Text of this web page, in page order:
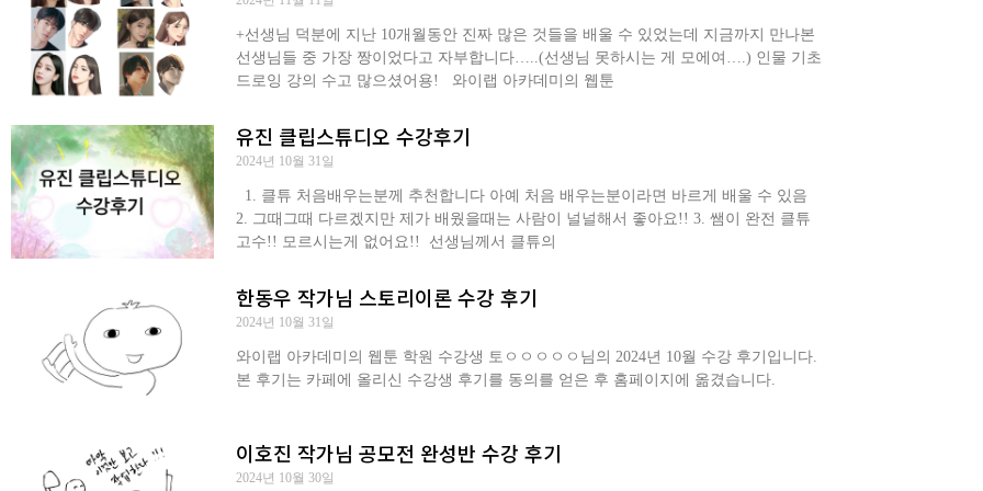
+선생님 덕분에 지난 10개월동안 진짜 많은 것들을 배울 수 있었는데 지금까지 만나본
선생님들 중 가장 짱이었다고 자부합니다…..(선생님 못하시는 게 모에여….) 인물 기초
드로잉 강의 수고 많으셨어용! 와이랩 아카데미의 웹툰
유진 클립스튜디오 수강후기
2024년 10월 31일
1. 클튜 처음배우는분께 추천합니다 아예 처음 배우는분이라면 바르게 배울 수 있음
2. 그때그때 다르겠지만 제가 배웠을때는 사람이 널널해서 좋아요!! 3. 쌤이 완전 클튜
고수!! 모르시는게 없어요!! ​ 선생님께서 클튜의
한동우 작가님 스토리이론 수강 후기
2024년 10월 31일
와이랩 아카데미의 웹툰 학원 수강생 토ㅇㅇㅇㅇㅇ님의 2024년 10월 수강 후기입니다.
본 후기는 카페에 올리신 수강생 후기를 동의를 얻은 후 홈페이지에 옮겼습니다.
이호진 작가님 공모전 완성반 수강 후기
2024년 10월 30일